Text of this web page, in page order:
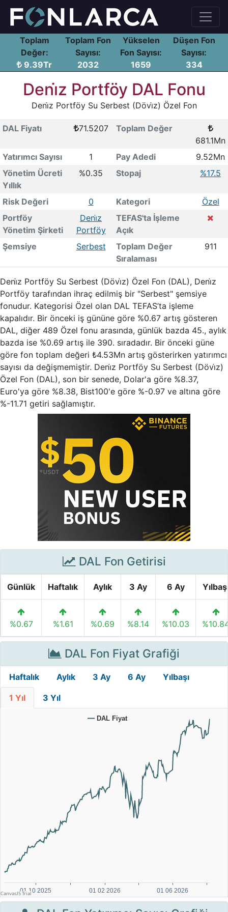
Toplam
Değer:
9.39Tr
Toplam Fon
Sayısı:
2032
Yükselen
Fon Sayısı:
1659
Düşen Fon
Sayısı:
334
Deni̇z Portföy DAL Fonu
Deni̇z Portföy Su Serbest (Dövi̇z) Özel Fon
DAL Fiyatı 71.5207
Toplam Değer
681.1Mn
Yatırımcı Sayısı
1 Pay Adedi
9.52Mn
Yönetim Ücreti
Yıllık
%0.35 Stopaj %17.5
Risk Değeri 0 Kategori
Özel
Portföy
Yönetim Şirketi
Deni̇z
Portföy
TEFAS'ta İşleme
Açık
Şemsiye
Serbest
Toplam Değer
Sıralaması
911
Deni̇z Portföy Su Serbest (Dövi̇z) Özel Fon (DAL), Deni̇z
Portföy tarafından ihraç edilmiş bir "Serbest" şemsiye
fonudur. Kategorisi Özel olan DAL TEFAS’ta işleme
kapalıdır. Bir önceki iş gününe göre %0.67 artış gösteren
DAL, diğer 489 Özel fonu arasında, günlük bazda 45., aylık
bazda ise %0.69 artış ile 390. sıradadır. Bir önceki güne
göre fon toplam değeri ₺4.53Mn artış gösterirken yatırımcı
sayısı da değişmemiştir. Deni̇z Portföy Su Serbest (Dövi̇z)
Özel Fon (DAL), son bir senede, Dolar'a göre %8.37,
Euro'ya göre %8.38, Bist100'e göre %-0.97 ve altına göre
%-11.71 getiri sağlamıştır.
DAL Fon Getirisi
Günlük Haftalık Aylık 3 Ay 6 Ay
%0.67 %1.61 %0.69 %8.14 %10.03
DAL Fon Fiyat Grafiği
Haftalık Aylık 3 Ay 6 Ay Yılbaşı
1 Yıl 3 Yıl